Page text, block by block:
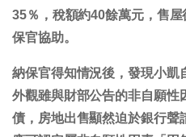
35％，稅額約40餘萬元，售
保官協助。
納保官得知情況後，發現小凱
外觀雖與財部公告的非自願性
債，房地出售顯然迫於銀行聲